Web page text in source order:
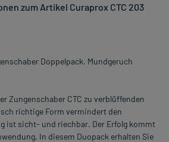
zum Artikel Curaprox CTC 203
Doppelpack. Mundgeruch
Zungenschaber CTC zu verblüffenden
richtige Form vermindert den
ist sicht- und riechbar. Der Erfolg kommt
In diesem Duopack erhalten Sie